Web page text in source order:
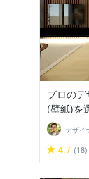
プロの
(壁紙)を
4.7 (18)